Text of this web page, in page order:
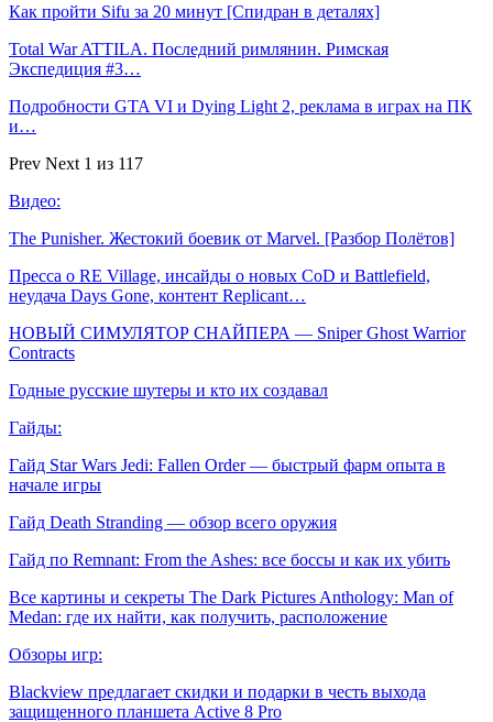
Как пройти Sifu за 20 минут [Спидран в деталях]
Total War ATTILA. Последний римлянин. Римская
Экспедиция #3…
Подробности GTA VI и Dying Light 2, реклама в играх на ПК
и…
Prev Next 1 из 117
Видео:
The Punisher. Жестокий боевик от Marvel. [Разбор Полётов]
Пресса о RE Village, инсайды о новых CoD и Battlefield,
неудача Days Gone, контент Replicant…
НОВЫЙ СИМУЛЯТОР СНАЙПЕРА — Sniper Ghost Warrior
Contracts
Годные русские шутеры и кто их создавал
Гайды:
Гайд Star Wars Jedi: Fallen Order — быстрый фарм опыта в
начале игры
Гайд Death Stranding — обзор всего оружия
Гайд по Remnant: From the Ashes: все боссы и как их убить
Все картины и секреты The Dark Pictures Anthology: Man of
Medan: где их найти, как получить, расположение
Обзоры игр:
Blackview предлагает скидки и подарки в честь выхода
защищенного планшета Active 8 Pro